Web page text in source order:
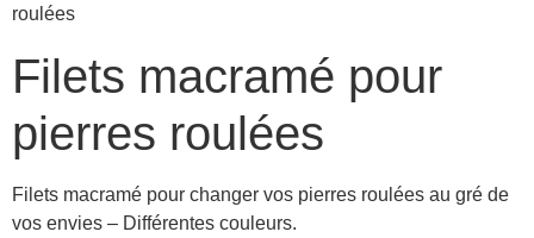
roulées
Filets macramé pour
pierres roulées
Filets macramé pour changer vos pierres roulées au gré de
vos envies – Différentes couleurs.